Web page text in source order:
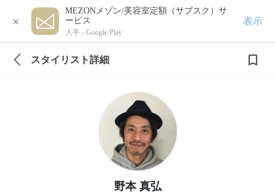
×
MEZONメゾン/美容室定額（サブスク）サ
ービス
入手 - Google Play
表示
スタイリスト詳細
野本 真弘